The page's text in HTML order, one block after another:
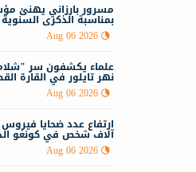
مسرور بارزاني يهنئ
بمناسبة الذكرى
Aug 06 2026
علماء يكشفون سر
نهر تايلور في القارة
Aug 06 2026
آلاف شخص في كونغو
Aug 06 2026